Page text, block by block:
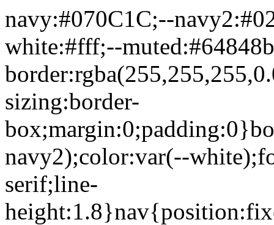
navy:#070C1C;--
white:#fff;--
sizing:border-
navy2);color:var(--
serif;line-